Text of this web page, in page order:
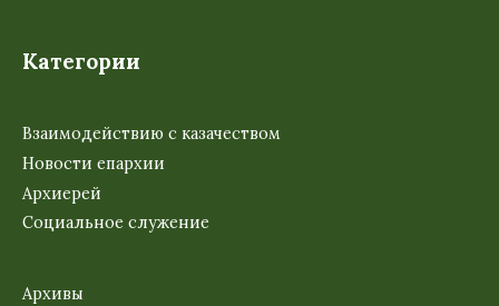
Категории
Взаимодействию с казачеством
Новости епархии
Архиерей
Социальное служение
Архивы